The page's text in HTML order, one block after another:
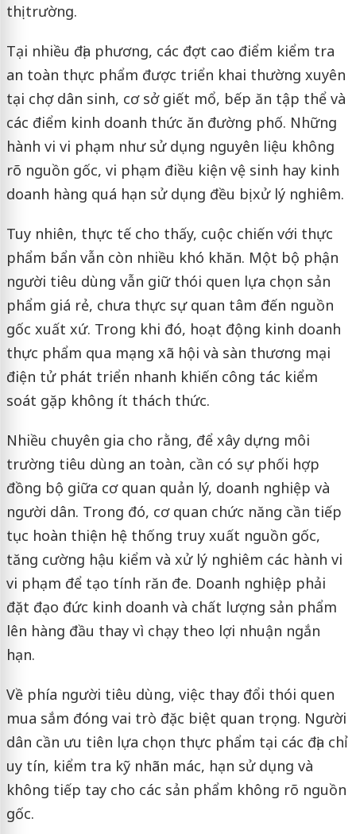
thị trường.
Tại nhiều địa phương, các đợt cao điểm kiểm tra
an toàn thực phẩm được triển khai thường xuyên
tại chợ dân sinh, cơ sở giết mổ, bếp ăn tập thể và
các điểm kinh doanh thức ăn đường phố. Những
hành vi vi phạm như sử dụng nguyên liệu không
rõ nguồn gốc, vi phạm điều kiện vệ sinh hay kinh
doanh hàng quá hạn sử dụng đều bị xử lý nghiêm.
Tuy nhiên, thực tế cho thấy, cuộc chiến với thực
phẩm bẩn vẫn còn nhiều khó khăn. Một bộ phận
người tiêu dùng vẫn giữ thói quen lựa chọn sản
phẩm giá rẻ, chưa thực sự quan tâm đến nguồn
gốc xuất xứ. Trong khi đó, hoạt động kinh doanh
thực phẩm qua mạng xã hội và sàn thương mại
điện tử phát triển nhanh khiến công tác kiểm
soát gặp không ít thách thức.
Nhiều chuyên gia cho rằng, để xây dựng môi
trường tiêu dùng an toàn, cần có sự phối hợp
đồng bộ giữa cơ quan quản lý, doanh nghiệp và
người dân. Trong đó, cơ quan chức năng cần tiếp
tục hoàn thiện hệ thống truy xuất nguồn gốc,
tăng cường hậu kiểm và xử lý nghiêm các hành vi
vi phạm để tạo tính răn đe. Doanh nghiệp phải
đặt đạo đức kinh doanh và chất lượng sản phẩm
lên hàng đầu thay vì chạy theo lợi nhuận ngắn
hạn.
Về phía người tiêu dùng, việc thay đổi thói quen
mua sắm đóng vai trò đặc biệt quan trọng. Người
dân cần ưu tiên lựa chọn thực phẩm tại các địa chỉ
uy tín, kiểm tra kỹ nhãn mác, hạn sử dụng và
không tiếp tay cho các sản phẩm không rõ nguồn
gốc.